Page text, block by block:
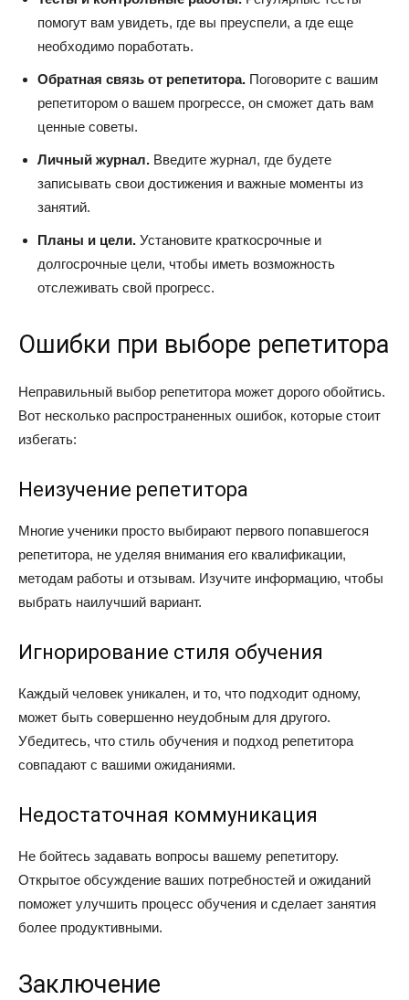
помогут вам увидеть, где вы преуспели, а где еще
необходимо поработать.
Обратная связь от репетитора. Поговорите с вашим
репетитором о вашем прогрессе, он сможет дать вам
ценные советы.
Личный журнал. Введите журнал, где будете
записывать свои достижения и важные моменты из
занятий.
Планы и цели. Установите краткосрочные и
долгосрочные цели, чтобы иметь возможность
отслеживать свой прогресс.
Ошибки при выборе репетитора
Неправильный выбор репетитора может дорого обойтись.
Вот несколько распространенных ошибок, которые стоит
избегать:
Неизучение репетитора
Многие ученики просто выбирают первого попавшегося
репетитора, не уделяя внимания его квалификации,
методам работы и отзывам. Изучите информацию, чтобы
выбрать наилучший вариант.
Игнорирование стиля обучения
Каждый человек уникален, и то, что подходит одному,
может быть совершенно неудобным для другого.
Убедитесь, что стиль обучения и подход репетитора
совпадают с вашими ожиданиями.
Недостаточная коммуникация
Не бойтесь задавать вопросы вашему репетитору.
Открытое обсуждение ваших потребностей и ожиданий
поможет улучшить процесс обучения и сделает занятия
более продуктивными.
Заключение